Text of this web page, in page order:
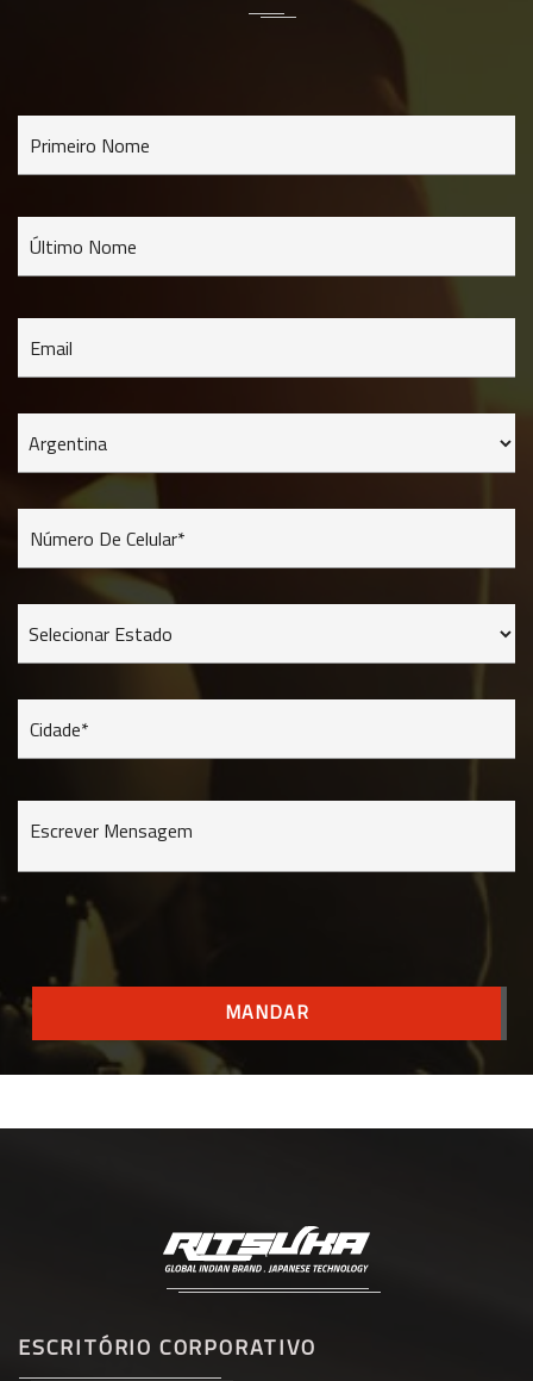
Primeiro Nome
Último Nome
Email
Número De Celular*
Cidade*
Escrever Mensagem
MANDAR
ESCRITÓRIO CORPORATIVO